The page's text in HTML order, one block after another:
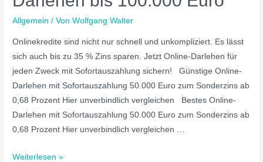
Allgemein / VonWolfgang Walter
Onlinekredite sind nicht nur schnell und unkompliziert. Es lässt
sich auch bis zu 35 % Zins sparen. Jetzt Online-Darlehen für
jeden Zweck mit Sofortauszahlung sichern! Günstige Online-
Darlehen mit Sofortauszahlung 50.000 Euro zum Sonderzins ab
0,68 Prozent Hier unverbindlich vergleichen Bestes Online-
Darlehen mit Sofortauszahlung 50.000 Euro zum Sonderzins ab
0,68 Prozent Hier unverbindlich vergleichen …
Weiterlesen »